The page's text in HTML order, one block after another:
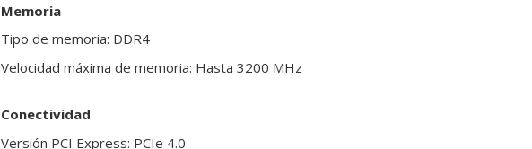
Memoria
Tipo de memoria: DDR4
Velocidad máxima de memoria: Hasta 3200 MHz
Conectividad
Versión PCI Express: PCIe 4.0